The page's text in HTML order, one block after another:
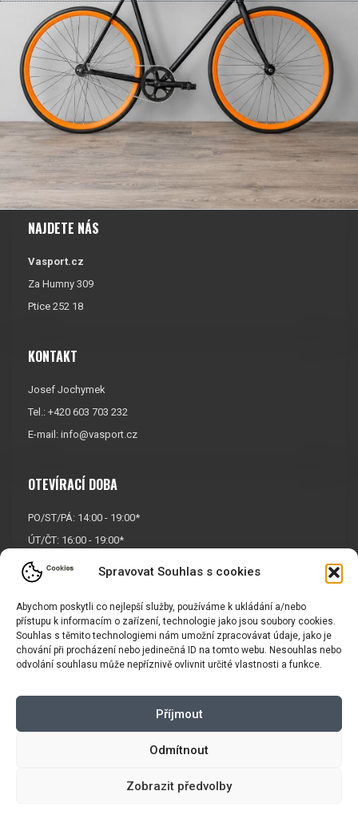
Spravovat Souhlas s cookies
Abychom poskytli co nejlepší služby, používáme k ukládání a/nebo
přístupu k informacím o zařízení, technologie jako jsou soubory cookies.
Souhlas s těmito technologiemi nám umožní zpracovávat údaje, jako je
chování při procházení nebo jedinečná ID na tomto webu. Nesouhlas nebo
odvolání souhlasu může nepříznivě ovlivnit určité vlastnosti a funkce.
Příjmout
Odmítnout
Zobrazit předvolby
NAJDETE NÁS
Vasport.cz
Za Humny 309
Ptice 252 18
KONTAKT
Josef Jochymek
Tel.: +420 603 703 232
E-mail: info@vasport.cz
OTEVÍRACÍ DOBA
PO/ST/PÁ: 14:00 - 19:00*
ÚT/ČT: 16:00 - 19:00*
Sobota: 9:00 - 17:00*
Neděle:
* Říjen, listopad a prosinec
OTEVŘENO POUZE
PO/ST/PÁ